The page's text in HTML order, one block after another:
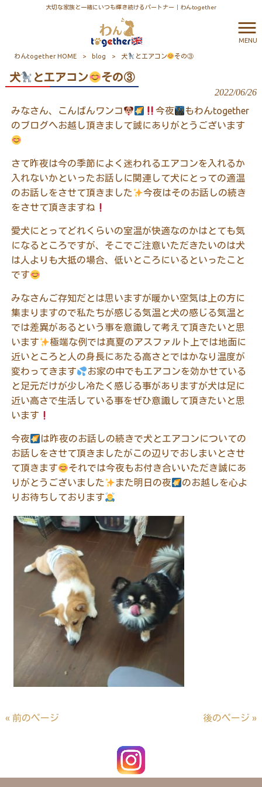
大切な家族と一緒にいつも輝き続けるパートナー｜わんtogether
MENU
わんtogether HOME > blog > 犬 とエアコン その③
犬 とエアコン その③
2022/06/26
みなさん、こんばんワンコ 今夜 もわんtogether
のブログへお越し頂きまして誠にありがとうございます
さて昨夜は今の季節によく迷われるエアコンを入れるか
入れないかといったお話しに関連して犬にとっての適温
のお話しをさせて頂きました
今夜はそのお話しの続き
をさせて頂きますね
愛犬にとってどれくらいの室温が快適なのかはとても気
になるところですが、そこでご注意いただきたいのは犬
は人よりも大抵の場合、低いところにいるといったこと
です
みなさんご存知だとは思いますが暖かい空気は上の方に
集まりますので私たちが感じる気温と犬の感じる気温と
では差異があるという事を意識して考えて頂きたいと思
います
極端な例では真夏のアスファルト上では地面に
近いところと人の身長にあたる高さとではかなり温度が
変わってきます
お家の中でもエアコンを効かせている
と足元だけが少し冷たく感じる事がありますが犬は足に
近い高さで生活している事をぜひ意識して頂きたいと思
います
今夜
は昨夜のお話しの続きで犬とエアコンについての
お話しをさせて頂きましたがこの辺りでおしまいとさせ
て頂きます
それでは今夜もお付き合いいただき誠にあ
りがとうございました
また明日の夜
のお越しを心よ
りお待ちしております
« 前のページ 後のページ »